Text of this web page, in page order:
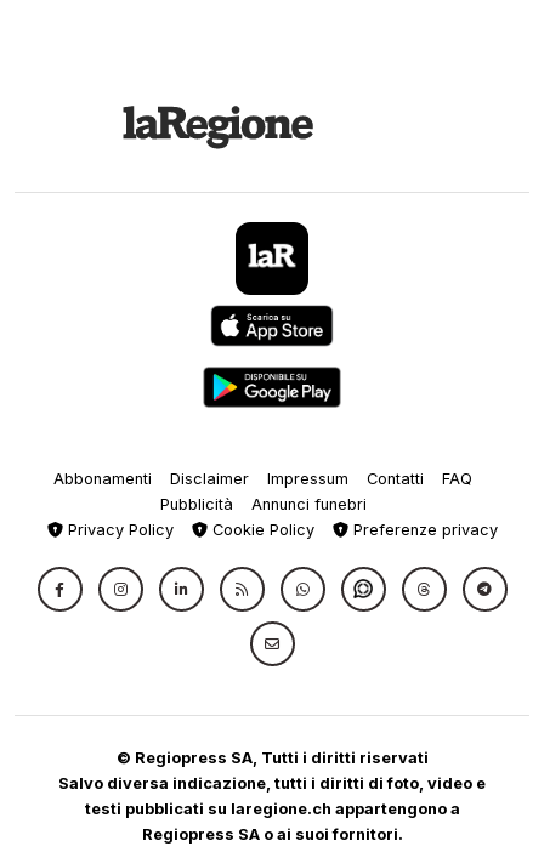
Abbonamenti Disclaimer Impressum Contatti
FAQ
Pubblicità
Annunci funebri
Privacy Policy
Cookie Policy Preferenze privacy
© Regiopress SA, Tutti i diritti riservati
Salvo diversa indicazione, tutti i diritti di foto, video e
testi pubblicati su laregione.ch appartengono a
Regiopress SA o ai suoi fornitori.